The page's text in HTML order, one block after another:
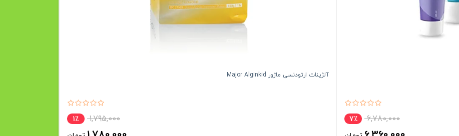
6,780,000 7٪
آلژینات ارتودنسی ماژور Major Alginkid
1,795,000 1٪